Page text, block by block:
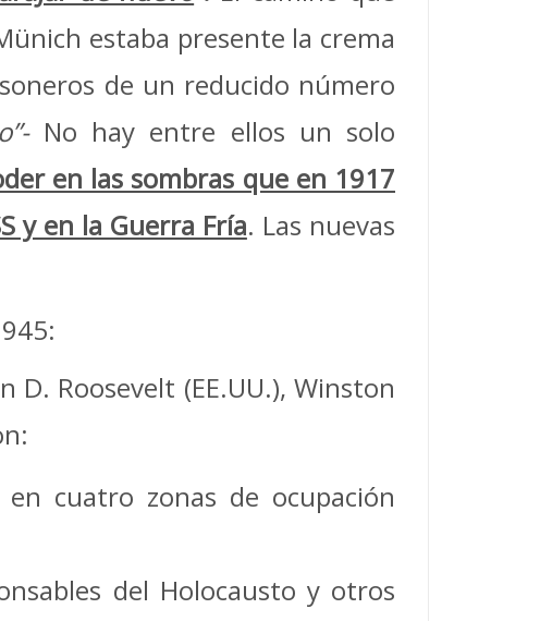
estaba presente la crema
de un reducido número
No hay entre ellos un solo
en las sombras que en 1917
y en la Guerra Fría. Las nuevas
D. Roosevelt (EE.UU.), Winston
cuatro zonas de ocupación
del Holocausto y otros